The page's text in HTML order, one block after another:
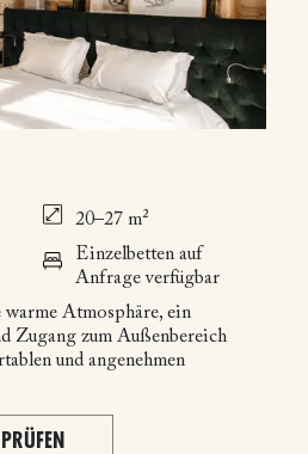
20–27 m²
Einzelbetten auf
Anfrage verfügbar
warme Atmosphäre, ein
Zugang zum Außenbereich
und angenehmen